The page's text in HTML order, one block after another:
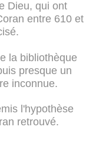
Dieu, qui ont
entre 610 et
la bibliothèque
presque un
inconnue.
l'hypothèse
retrouvé.